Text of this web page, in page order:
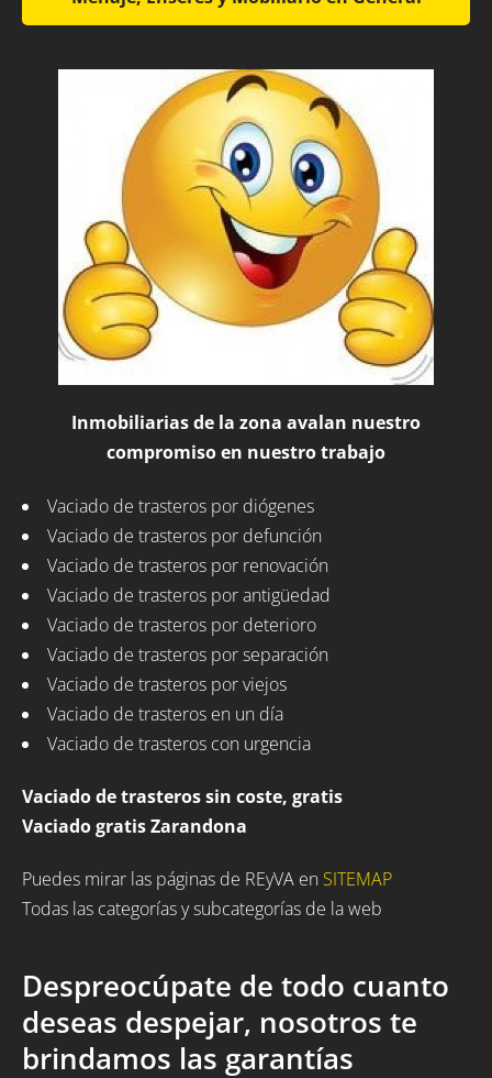
Inmobiliarias de la zona avalan nuestro
compromiso en nuestro trabajo
Vaciado de trasteros por diógenes
Vaciado de trasteros por defunción
Vaciado de trasteros por renovación
Vaciado de trasteros por antigüedad
Vaciado de trasteros por deterioro
Vaciado de trasteros por separación
Vaciado de trasteros por viejos
Vaciado de trasteros en un día
Vaciado de trasteros con urgencia
Vaciado de trasteros sin coste, gratis
Vaciado gratis Zarandona
Puedes mirar las páginas de REyVA en SITEMAP
Todas las categorías y subcategorías de la web
Despreocúpate de todo cuanto
deseas despejar, nosotros te
brindamos las garantías